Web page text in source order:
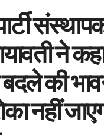
ने
की
नहीं